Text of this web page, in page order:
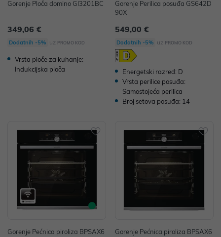
Gorenje Ploča domino GI3201BC
349,06 €
Dodatnih -5% uz PROMO KOD
Vrsta ploče za kuhanje:
Indukcijska ploča
Gorenje Perilica posuđa GS642D
90X
549,00 €
Dodatnih -5% uz PROMO KOD
Energetski razred: D
Vrsta perilice posuđa:
Samostojeća perilica
Broj setova posuđa: 14
Gorenje Pećnica piroliza BPSAX6
Gorenje Pećnica piroliza BPSAX6